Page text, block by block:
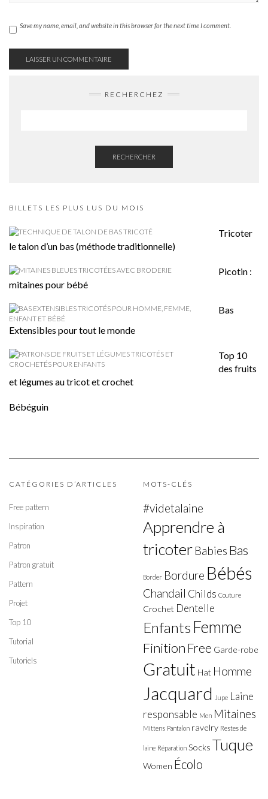
Save my name, email, and website in this browser for the next time I comment.
RECHERCHEZ
RECHERCHER
BILLETS LES PLUS LUS DU MOIS
Tricoter
le talon d’un bas (méthode traditionnelle)
Picotin :
mitaines pour bébé
Bas
Extensibles pour tout le monde
Top 10
des fruits
et légumes au tricot et crochet
Bébéguin
CATÉGORIES D’ARTICLES
Free pattern
Inspiration
Patron
Patron gratuit
Pattern
Projet
Top 10
Tutorial
Tutoriels
MOTS-CLÉS
#videtalaine
Apprendre à
tricoter Babies Bas
Border Bordure Bébés
Chandail Childs Couture
Crochet Dentelle
Enfants Femme
Finition Free Garde-robe
Gratuit Hat Homme
Jacquard Jupe Laine
responsable Men Mitaines
Mittens Pantalon ravelry Restes de
laine Réparation Socks Tuque
Women Écolo